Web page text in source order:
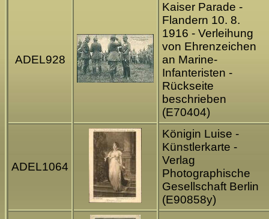
ADEL928
Kaiser Parade -
Flandern 10. 8.
1916 - Verleihung
von Ehrenzeichen
an Marine-
Infanteristen -
Rückseite
beschrieben
(E70404)
ADEL1064
Königin Luise -
Künstlerkarte -
Verlag
Photographische
Gesellschaft Berlin
(E90858y)